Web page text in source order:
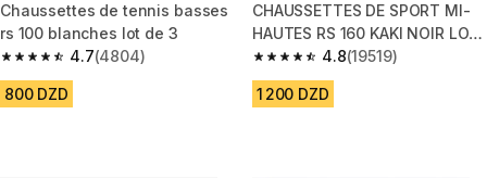
Chaussettes de tennis basses
rs 100 blanches lot de 3
4.7
4.7 out of 5 stars from 4804 reviews
(4804)
800 DZD
CHAUSSETTES DE SPORT MI-
HAUTES RS 160 KAKI NOIR LOT
DE 3.
4.8
4.8 out of 5 stars from 19519
(19519)
1 200 DZD